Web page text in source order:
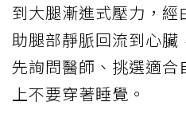
到大腿漸進式壓力，經
助腿部靜脈回流到心臟
先詢問醫師、挑選適合
上不要穿著睡覺。